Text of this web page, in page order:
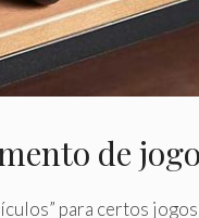
de
para certos